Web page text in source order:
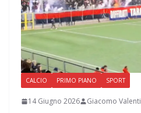
CALCIO PRIMO PIANO SPORT
14 Giugno 2026 Giacomo Valenti